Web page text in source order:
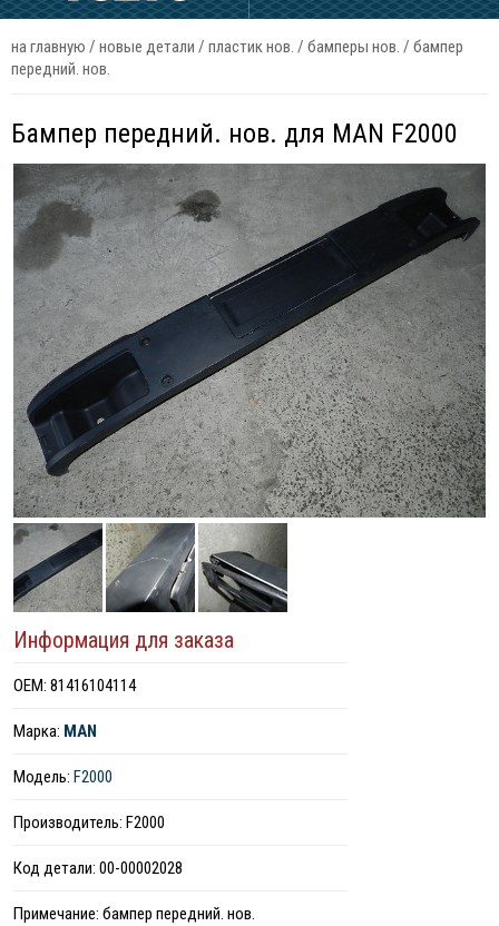
на главную / новые детали / пластик нов. / бамперы нов. / бампер
передний. нов.
Бампер передний. нов. для MAN F2000
Информация для заказа
ОЕМ: 81416104114
Марка: MAN
Модель: F2000
Производитель: F2000
Код детали: 00-00002028
Примечание: бампер передний. нов.